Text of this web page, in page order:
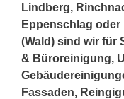
Lindberg,
Eppenschlag
(Wald) sind wir für
& Büroreinigung,
Fassaden,